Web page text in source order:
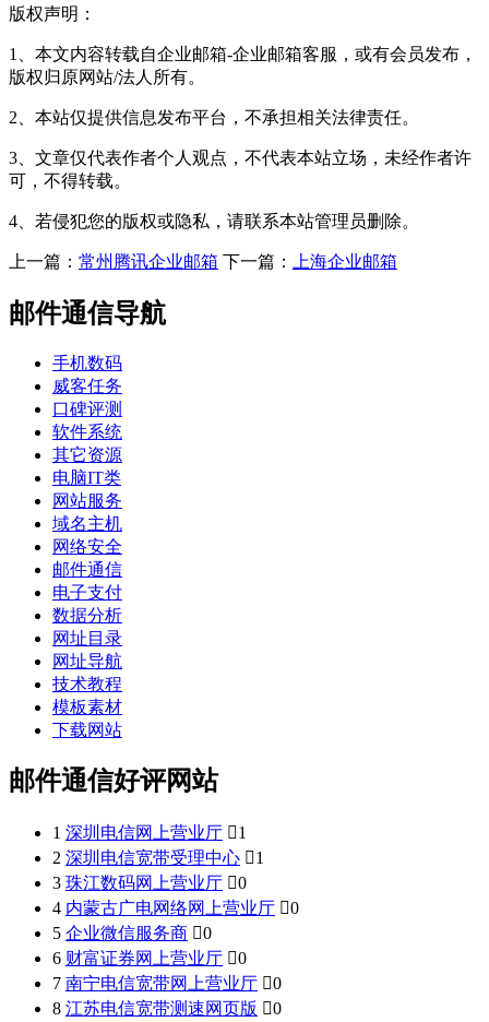
版权声明：
1、本文内容转载自企业邮箱-企业邮箱客服，或有会员发布，
版权归原网站/法人所有。
2、本站仅提供信息发布平台，不承担相关法律责任。
3、文章仅代表作者个人观点，不代表本站立场，未经作者许
可，不得转载。
4、若侵犯您的版权或隐私，请联系本站管理员删除。
上一篇： 常州腾讯企业邮箱 下一篇： 上海企业邮箱
邮件通信导航
手机数码
威客任务
口碑评测
软件系统
其它资源
电脑IT类
网站服务
域名主机
网络安全
邮件通信
电子支付
数据分析
网址目录
网址导航
技术教程
模板素材
下载网站
邮件通信好评网站
1 深圳电信网上营业厅 1
2 深圳电信宽带受理中心 1
3 珠江数码网上营业厅 0
4 内蒙古广电网络网上营业厅 0
5 企业微信服务商 0
6 财富证券网上营业厅 0
7 南宁电信宽带网上营业厅 0
8 江苏电信宽带测速网页版 0